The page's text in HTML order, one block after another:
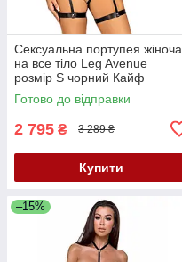
Сексуальна портупея жіноча
на все тіло Leg Avenue
розмір S чорний Кайф
Готово до відправки
2 795 ₴ 3 289 ₴
Купити
–15%